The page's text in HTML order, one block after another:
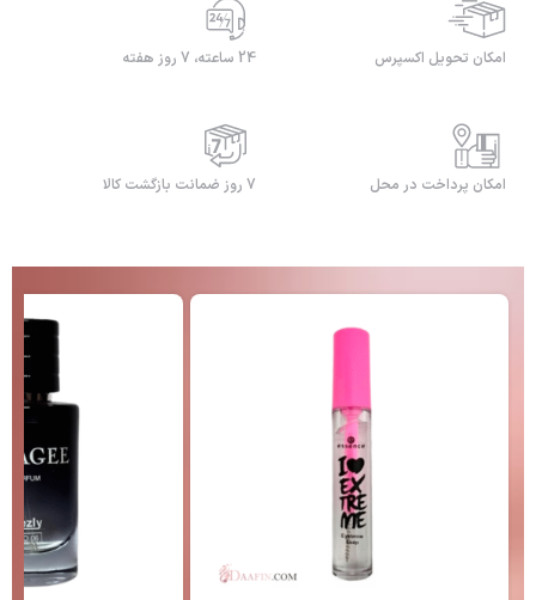
امکان تحویل اکسپرس 24 ساعته، 7 روز هفته
امکان پرداخت در محل 7 روز ضمانت بازگشت کالا